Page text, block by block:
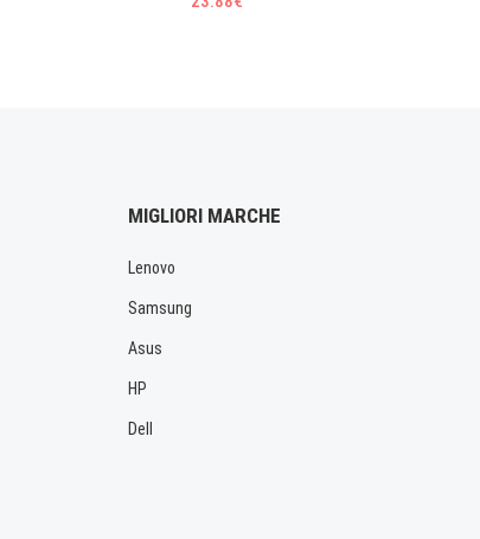
MIGLIORI MARCHE
Lenovo
Samsung
Asus
HP
Dell